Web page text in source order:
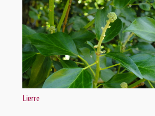
Lierre